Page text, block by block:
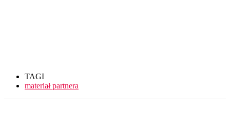
TAGI
materiał partnera